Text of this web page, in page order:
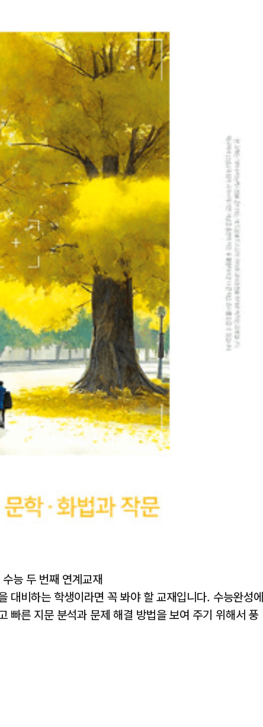
능 두 번째 연계교재
대비하는 학생이라면 꼭 봐야 할 교재입니다. 수능완성에
빠른 지문 분석과 문제 해결 방법을 보여 주기 위해서 풍